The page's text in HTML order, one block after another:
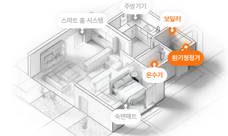
보일러
환기청정기
온수기
주방기기
숙면매트
스마트 홈 시스템